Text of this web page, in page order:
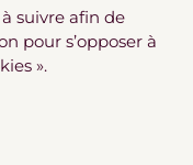
suivre afin de
pour s’opposer à
».